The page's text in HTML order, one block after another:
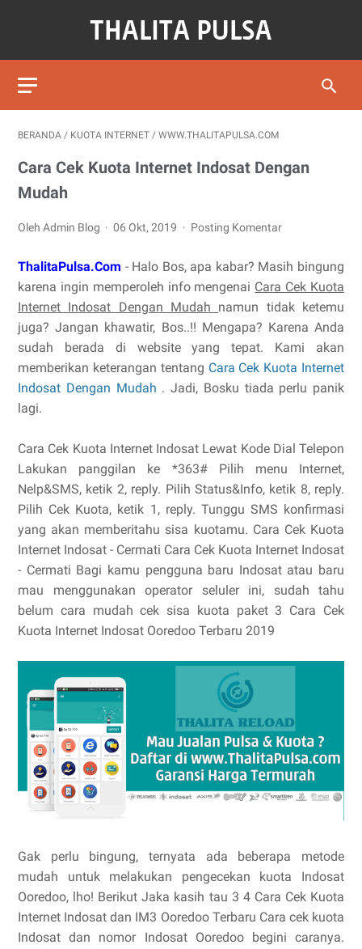
BERANDA / KUOTA INTERNET / WWW.THALITAPULSA.COM
Cara Cek Kuota Internet Indosat Dengan
Mudah
Oleh Admin Blog 06 Okt, 2019 Posting Komentar
ThalitaPulsa.Com - Halo Bos, apa kabar? Masih bingung
karena ingin memperoleh info mengenai Cara Cek Kuota
Internet Indosat Dengan Mudah namun tidak ketemu
juga? Jangan khawatir, Bos..!! Mengapa? Karena Anda
sudah berada di website yang tepat. Kami akan
memberikan keterangan tentang Cara Cek Kuota Internet
Indosat Dengan Mudah . Jadi, Bosku tiada perlu panik
lagi.
Cara Cek Kuota Internet Indosat Lewat Kode Dial Telepon
Lakukan panggilan ke *363# Pilih menu Internet,
Nelp&SMS, ketik 2, reply. Pilih Status&Info, ketik 8, reply.
Pilih Cek Kuota, ketik 1, reply. Tunggu SMS konfirmasi
yang akan memberitahu sisa kuotamu. Cara Cek Kuota
Internet Indosat - Cermati Cara Cek Kuota Internet Indosat
- Cermati Bagi kamu pengguna baru Indosat atau baru
mau menggunakan operator seluler ini, sudah tahu
belum cara mudah cek sisa kuota paket 3 Cara Cek
Kuota Internet Indosat Ooredoo Terbaru 2019
Gak perlu bingung, ternyata ada beberapa metode
mudah untuk melakukan pengecekan kuota Indosat
Ooredoo, lho! Berikut Jaka kasih tau 3 4 Cara Cek Kuota
Internet Indosat dan IM3 Ooredoo Terbaru Cara cek kuota
Indosat dan nomor Indosat Ooredoo begini caranya.